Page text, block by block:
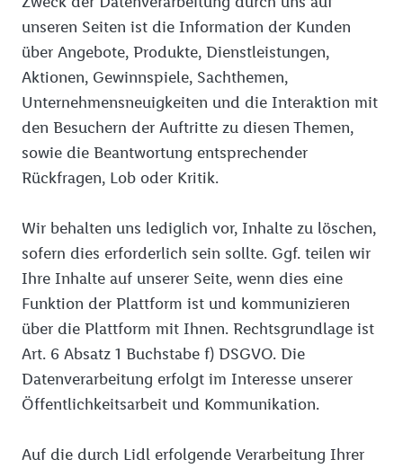
unseren Seiten ist die Information der Kunden
über Angebote, Produkte, Dienstleistungen,
Aktionen, Gewinnspiele, Sachthemen,
Unternehmensneuigkeiten und die Interaktion mit
den Besuchern der Auftritte zu diesen Themen,
sowie die Beantwortung entsprechender
Rückfragen, Lob oder Kritik.
Wir behalten uns lediglich vor, Inhalte zu löschen,
sofern dies erforderlich sein sollte. Ggf. teilen wir
Ihre Inhalte auf unserer Seite, wenn dies eine
Funktion der Plattform ist und kommunizieren
über die Plattform mit Ihnen. Rechtsgrundlage ist
Art. 6 Absatz 1 Buchstabe f) DSGVO. Die
Datenverarbeitung erfolgt im Interesse unserer
Öffentlichkeitsarbeit und Kommunikation.
Auf die durch Lidl erfolgende Verarbeitung Ihrer